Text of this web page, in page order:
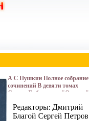
А С Пушкин Полное собрание
сочинений В девяти томах
Серия: Библиотека "Огонек "
Редакторы: Дмитрий
Благой Сергей Петров